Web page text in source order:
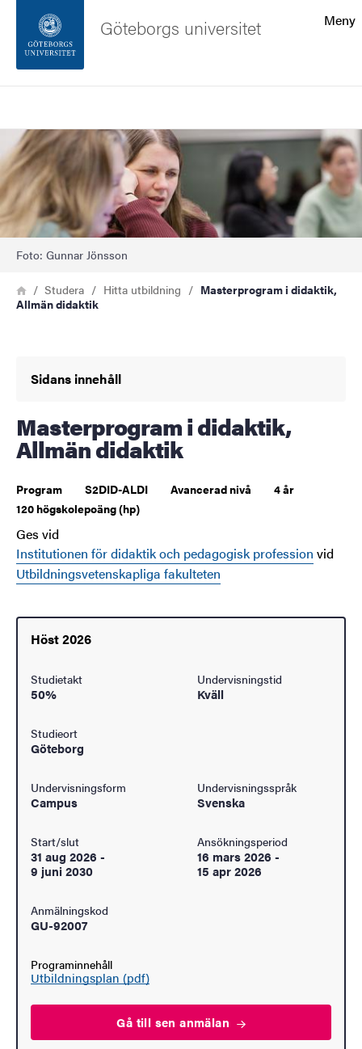
Sidfoten
Om webbplatsen
Meny
Göteborgs universitet
Bild
Foto: Gunnar Jönsson
Länkstig
HemStudera Hitta utbildning
Masterprogram i didaktik,
Allmän didaktik
Sidans innehåll
Masterprogram i didaktik,
Allmän didaktik
Program S2DID-ALDI Avancerad nivå
4 år
120 högskolepoäng (hp)
Ges vid
Institutionen för didaktik och pedagogisk profession vid
Utbildningsvetenskapliga fakulteten
Höst 2026
Studietakt
50%
Undervisningstid
Kväll
Studieort
Göteborg
Undervisningsform
Campus
Undervisningsspråk
Svenska
Start/slut
31 aug 2026 -
9 juni 2030
Ansökningsperiod
16 mars 2026 -
15 apr 2026
Anmälningskod
GU-92007
Programinnehåll
Utbildningsplan (pdf)
Gå till senanmälan